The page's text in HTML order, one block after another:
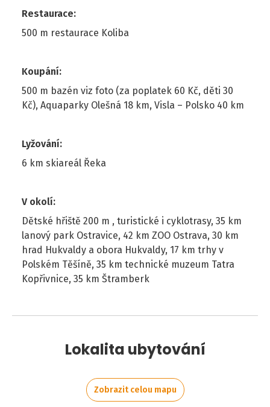
Restaurace:
500 m restaurace Koliba
Koupání:
500 m bazén viz foto (za poplatek 60 Kč, děti 30
Kč), Aquaparky Olešná 18 km, Visla – Polsko 40 km
Lyžování:
6 km skiareál Řeka
V okolí:
Dětské hřiště 200 m , turistické i cyklotrasy, 35 km
lanový park Ostravice, 42 km ZOO Ostrava, 30 km
hrad Hukvaldy a obora Hukvaldy, 17 km trhy v
Polském Těšíně, 35 km technické muzeum Tatra
Kopřivnice, 35 km Štramberk
Lokalita ubytování
Zobrazit celou mapu